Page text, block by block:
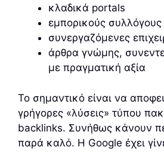
κλαδικά portals
εμπορικούς συλλόγους
συνεργαζόμενες
άρθρα γνώμης,
με πραγματική αξία
Το σημαντικό είναι να
γρήγορες «λύσεις» τύπου
backlinks. Συνήθως κάνουν
παρά καλό. Η Google έχει